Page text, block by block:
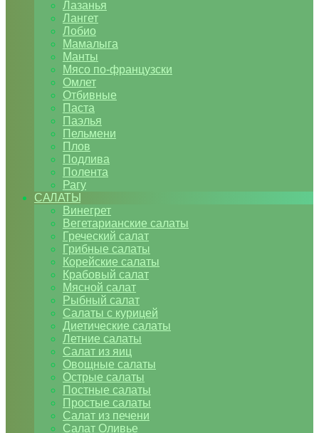
Лазанья
Лангет
Лобио
Мамалыга
Манты
Мясо по-французски
Омлет
Отбивные
Паста
Паэлья
Пельмени
Плов
Подлива
Полента
Рагу
САЛАТЫ
Винегрет
Вегетарианские салаты
Греческий салат
Грибные салаты
Корейские салаты
Крабовый салат
Мясной салат
Рыбный салат
Салаты с курицей
Диетические салаты
Летние салаты
Салат из яиц
Овощные салаты
Острые салаты
Постные салаты
Простые салаты
Салат из печени
Салат Оливье